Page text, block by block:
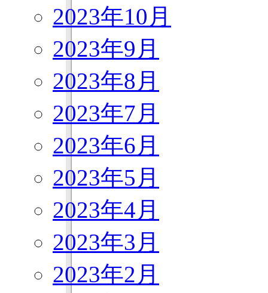
2023年10月
2023年9月
2023年8月
2023年7月
2023年6月
2023年5月
2023年4月
2023年3月
2023年2月